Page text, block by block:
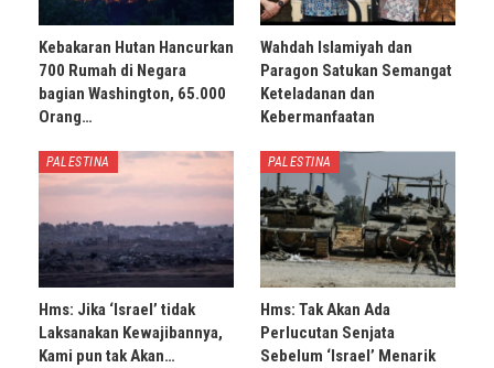
Kebakaran Hutan Hancurkan
700 Rumah di Negara
bagian Washington, 65.000
Orang…
Wahdah Islamiyah dan
Paragon Satukan Semangat
Keteladanan dan
Kebermanfaatan
PALESTINA
Hms: Jika ‘Israel’ tidak
Laksanakan Kewajibannya,
Kami pun tak Akan…
PALESTINA
Hms: Tak Akan Ada
Perlucutan Senjata
Sebelum ‘Israel’ Menarik